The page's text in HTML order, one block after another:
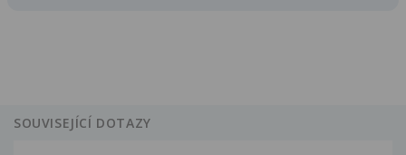
SOUVISEJÍCÍ DOTAZY